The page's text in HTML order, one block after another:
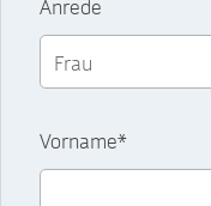
Anrede
Vorname*